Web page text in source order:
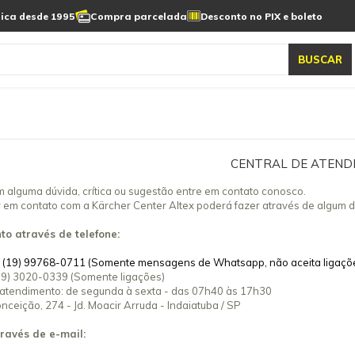
desde 1995 Compra parcelada Desconto no PIX e boleto
BUSCAR
PÓ E ÁGUA
AUTOMÁTICA DE PISO
VARREDEIRAS
AUTOMÁTICA DE
automáticaAspiradores de pó e água
CENTRAL DE
alguma dúvida, crítica ou sugestão entre em contato conosco.
contato com a Kärcher Center Altex poderá fazer através de algum
através de telefone:
(19) 99768-0711 (Somente mensagens de Whatsapp, não aceita
3020-0339 (Somente ligações)
de segunda à sexta - das 07h40 às 17h30
274 - Jd. Moacir Arruda - Indaiatuba / SP
de e-mail: